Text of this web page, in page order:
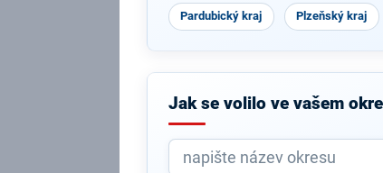
Pardubický kraj Plzeňský kraj
Jak se volilo ve vašem